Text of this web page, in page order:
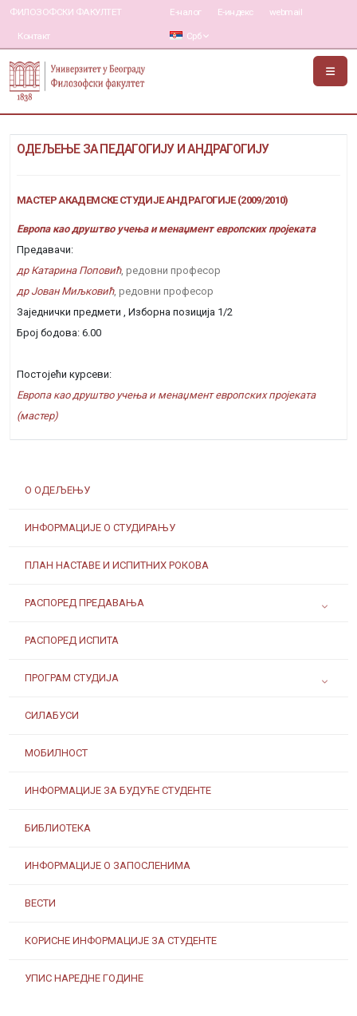
ФИЛОЗОФСКИ ФАКУЛТЕТ
Контакт
Е-налог Е-индекс webmail
Срб
О ОДЕЉЕЊУ
ИНФОРМАЦИЈЕ О СТУДИРАЊУ
ПЛАН НАСТАВЕ И ИСПИТНИХ РОКОВА
РАСПОРЕД ПРЕДАВАЊА
РАСПОРЕД ИСПИТА
ПРОГРАМ СТУДИЈА
СИЛАБУСИ
МОБИЛНОСТ
ИНФОРМАЦИЈЕ ЗА БУДУЋЕ СТУДЕНТЕ
БИБЛИОТЕКА
ИНФОРМАЦИЈЕ О ЗАПОСЛЕНИМА
ВЕСТИ
КОРИСНЕ ИНФОРМАЦИЈЕ ЗА СТУДЕНТЕ
УПИС НАРЕДНЕ ГОДИНЕ
ОДЕЉЕЊЕ ЗА ПЕДАГОГИЈУ И АНДРАГОГИЈУ
МАСТЕР АКАДЕМСКЕ СТУДИЈЕ АНДРАГОГИЈЕ (2009/2010)
Европа као друштво учења и менаџмент европских пројеката
Предавачи:
др Катарина Поповић, редовни професор
др Јован Миљковић, редовни професор
Заједнички предмети , Изборна позиција 1/2
Број бодова: 6.00
Постојећи курсеви:
Европа као друштво учења и менаџмент европских пројеката
(мастер)